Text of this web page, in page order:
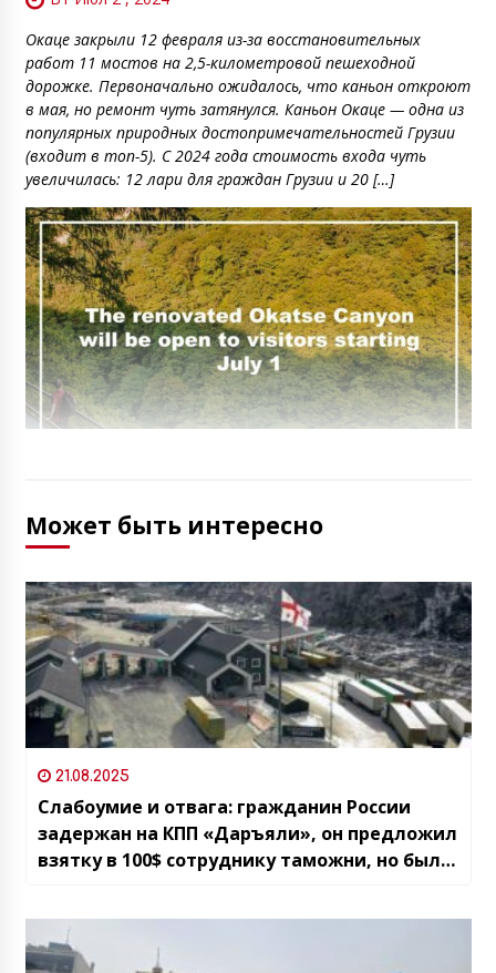
Окаце закрыли 12 февраля из-за восстановительных
работ 11 мостов на 2,5-километровой пешеходной
дорожке. Первоначально ожидалось, что каньон откроют
в мая, но ремонт чуть затянулся. Каньон Окаце — одна из
популярных природных достопримечательностей Грузии
(входит в топ-5). С 2024 года стоимость входа чуть
увеличилась: 12 лари для граждан Грузии и 20 […]
Может быть интересно
21.08.2025
Слабоумие и отвага: гражданин России
задержан на КПП «Даръяли», он предложил
взятку в 100$ сотруднику таможни, но был